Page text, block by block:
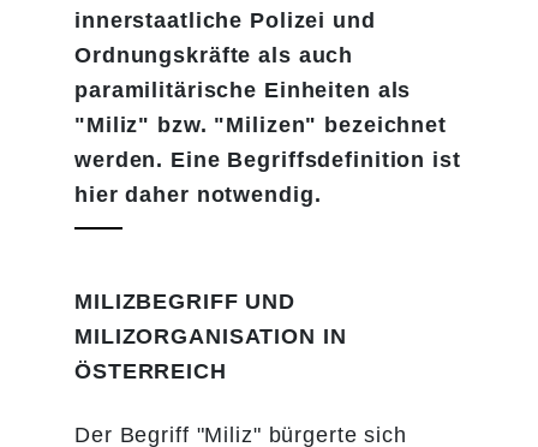
innerstaatliche Polizei und
Ordnungskräfte als auch
paramilitärische Einheiten als
"Miliz" bzw. "Milizen" bezeichnet
werden. Eine Begriffsdefinition ist
hier daher notwendig.
MILIZBEGRIFF UND
MILIZORGANISATION IN
ÖSTERREICH
Der Begriff "Miliz" bürgerte sich